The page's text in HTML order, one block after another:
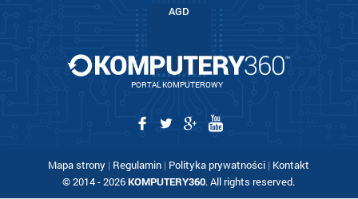
AGD
PORTAL KOMPUTEROWY
Mapa strony | Regulamin | Polityka prywatności | Kontakt
© 2014 - 2026KOMPUTERY360. All rights reserved.